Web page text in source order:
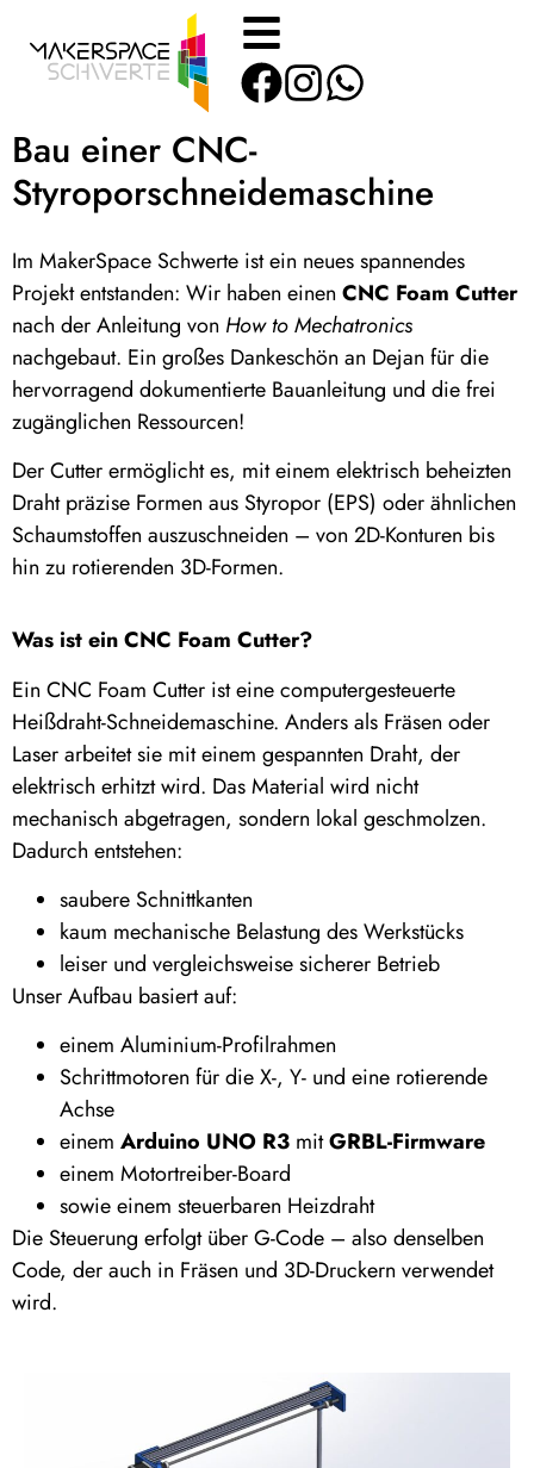
Bau einer CNC-
Styroporschneidemaschine
Im MakerSpace Schwerte ist ein neues spannendes
Projekt entstanden: Wir haben einen CNC Foam Cutter
nach der Anleitung von How to Mechatronics
nachgebaut. Ein großes Dankeschön an Dejan für die
hervorragend dokumentierte Bauanleitung und die frei
zugänglichen Ressourcen!
Der Cutter ermöglicht es, mit einem elektrisch beheizten
Draht präzise Formen aus Styropor (EPS) oder ähnlichen
Schaumstoffen auszuschneiden – von 2D-Konturen bis
hin zu rotierenden 3D-Formen.
Was ist ein CNC Foam Cutter?
Ein CNC Foam Cutter ist eine computergesteuerte
Heißdraht-Schneidemaschine. Anders als Fräsen oder
Laser arbeitet sie mit einem gespannten Draht, der
elektrisch erhitzt wird. Das Material wird nicht
mechanisch abgetragen, sondern lokal geschmolzen.
Dadurch entstehen:
saubere Schnittkanten
kaum mechanische Belastung des Werkstücks
leiser und vergleichsweise sicherer Betrieb
Unser Aufbau basiert auf:
einem Aluminium-Profilrahmen
Schrittmotoren für die X-, Y- und eine rotierende
Achse
einem Arduino UNO R3 mitGRBL-Firmware
einem Motortreiber-Board
sowie einem steuerbaren Heizdraht
Die Steuerung erfolgt über G-Code – also denselben
Code, der auch in Fräsen und 3D-Druckern verwendet
wird.